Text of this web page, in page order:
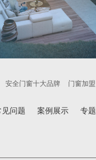
安全门窗十大品牌 门窗加盟
见问题 案例展示 专题